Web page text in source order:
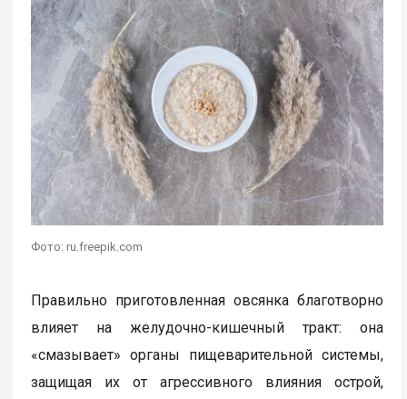
Фото: ru.freepik.com
Правильно приготовленная овсянка благотворно
влияет на желудочно-кишечный тракт: она
«смазывает» органы пищеварительной системы,
защищая их от агрессивного влияния острой,